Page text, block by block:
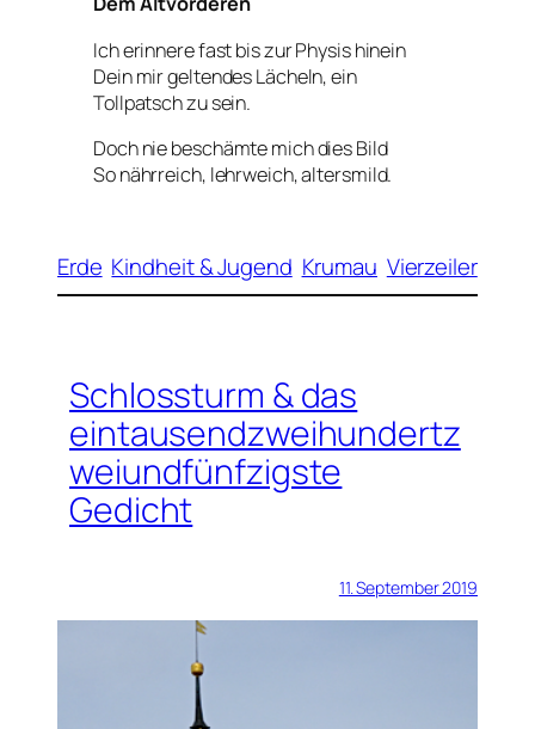
Ich erinnere fast bis zur Physis hinein
Dein mir geltendes Lächeln, ein
Tollpatsch zu sein.
Doch nie beschämte mich dies Bild
So nährreich, lehrweich, altersmild.
Erde Kindheit & Jugend Krumau Vierzeiler
Schlossturm & das
eintausendzweihundertz
weiundfünfzigste
Gedicht
11. September 2019